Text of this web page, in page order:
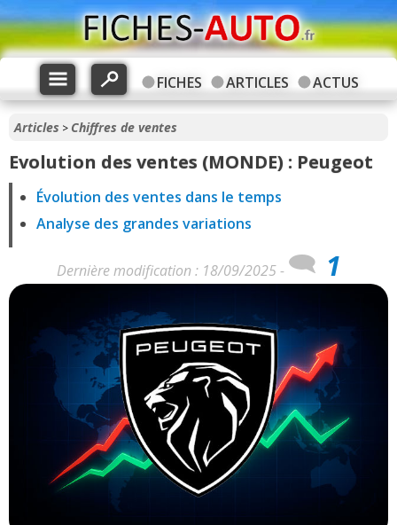
FICHES ARTICLES ACTUS
Articles > Chiffres de ventes
Evolution des ventes (MONDE) : Peugeot
Évolution des ventes dans le temps
Analyse des grandes variations
Dernière modification : 18/09/2025 - 1